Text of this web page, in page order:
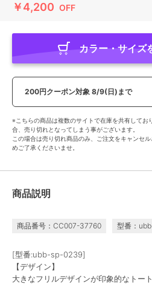
￥4,200 OFF
カラー・サイズ
200円クーポン対象 8/9(日)まで
※こちらの商品は複数のサイトで在庫を共有してお
合、売り切れとなってしまう事がございます。
この場合は売り切れ商品のみ、ご注文をキャンセ
めご了承くださいませ。
商品説明
商品番号：CC007-37760 型番：
[型番:ubb-sp-0239]
【デザイン】
大きなフリルデザインが印象的なトート